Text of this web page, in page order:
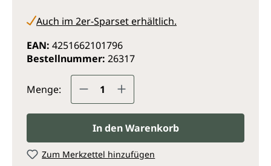
Auch im 2er-Sparset erhältlich.
EAN: 4251662101796
Bestellnummer: 26317
Menge: Produkt Anzahl: Gib den
In den Warenkorb
Zum Merkzettel hinzufügen